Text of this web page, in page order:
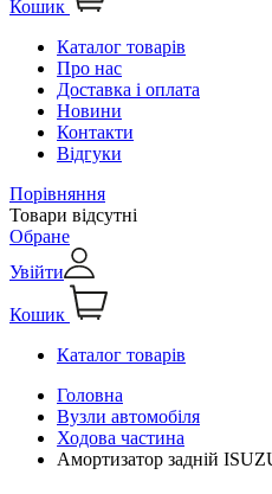
Кошик
Каталог товарів
Про нас
Доставка і оплата
Новини
Контакти
Відгуки
Порівняння
Товари відсутні
Обране
Увійти
Кошик
Каталог товарів
Головна
Вузли автомобіля
Ходова частина
Амортизатор задній